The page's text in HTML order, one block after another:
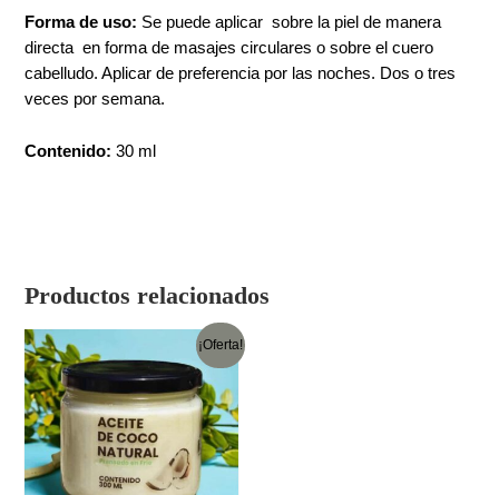
Forma de uso: Se puede aplicar sobre la piel de manera
directa en forma de masajes circulares o sobre el cuero
cabelludo. Aplicar de preferencia por las noches. Dos o tres
veces por semana.
Contenido: 30 ml
Productos relacionados
¡Oferta!